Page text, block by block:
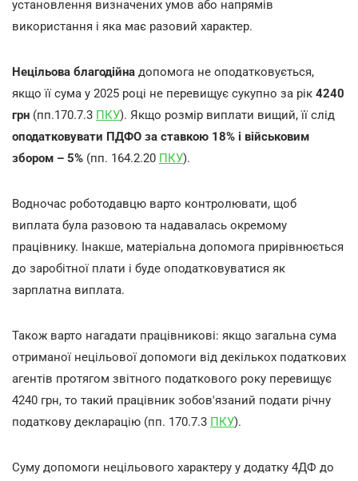
установлення визначених умов або напрямів
використання і яка має разовий характер.
Нецільова благодійна допомога не оподатковується,
якщо її сума у 2025 році не перевищує сукупно за рік 4240
грн (пп.170.7.3 ПКУ). Якщо розмір виплати вищий, її слід
оподатковувати ПДФО за ставкою 18% і військовим
збором – 5% (пп. 164.2.20 ПКУ).
Водночас роботодавцю варто контролювати, щоб
виплата була разовою та надавалась окремому
працівнику. Інакше, матеріальна допомога прирівнюється
до заробітної плати і буде оподатковуватися як
зарплатна виплата.
Також варто нагадати працівникові: якщо загальна сума
отриманої нецільової допомоги від декількох податкових
агентів протягом звітного податкового року перевищує
4240 грн, то такий працівник зобов'язаний подати річну
податкову декларацію (пп. 170.7.3 ПКУ).
Суму допомоги нецільового характеру у додатку 4ДФ до